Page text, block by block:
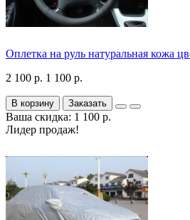
Оплетка на руль натуральная кожа
2 100 р. 1 100 р.
В корзину Заказать
Ваша скидка: 1 100 р.
Лидер продаж!